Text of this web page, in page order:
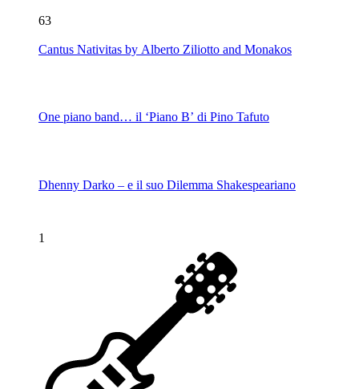
63
Cantus Nativitas by Alberto Ziliotto and Monakos
One piano band… il ‘Piano B’ di Pino Tafuto
Dhenny Darko – e il suo Dilemma Shakespeariano
1